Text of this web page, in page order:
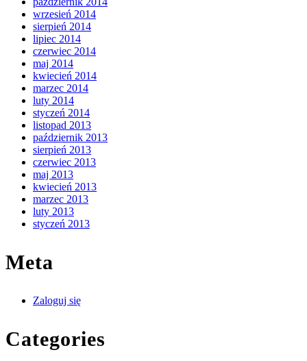
wrzesień 2014
sierpień 2014
lipiec 2014
czerwiec 2014
maj 2014
kwiecień 2014
marzec 2014
luty 2014
styczeń 2014
listopad 2013
październik 2013
sierpień 2013
czerwiec 2013
maj 2013
kwiecień 2013
marzec 2013
luty 2013
styczeń 2013
Meta
Zaloguj się
Categories